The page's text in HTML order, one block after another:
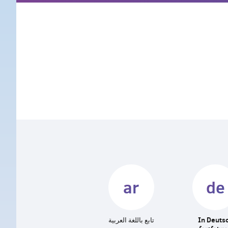
ar
تابع باللغة العربية
de
In